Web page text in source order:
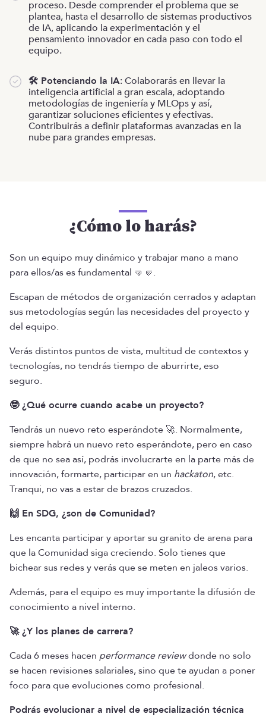
proceso. Desde comprender el problema que se
plantea, hasta el desarrollo de sistemas productivos
de IA, aplicando la experimentación y el
pensamiento innovador en cada paso con todo el
equipo.
🛠️ Potenciando la IA: Colaborarás en llevar la
inteligencia artificial a gran escala, adoptando
metodologías de ingeniería y MLOps y así,
garantizar soluciones eficientes y efectivas.
Contribuirás a definir plataformas avanzadas en la
nube para grandes empresas.
¿Cómo lo harás?
Son un equipo muy dinámico y trabajar mano a mano
para ellos/as es fundamental 🤜🤛.
Escapan de métodos de organización cerrados y adaptan
sus metodologías según las necesidades del proyecto y
del equipo.
Verás distintos puntos de vista, multitud de contextos y
tecnologías, no tendrás tiempo de aburrirte, eso
seguro.
🤓 ¿Qué ocurre cuando acabe un proyecto?
Tendrás un nuevo reto esperándote 🚀. Normalmente,
siempre habrá un nuevo reto esperándote, pero en caso
de que no sea así, podrás involucrarte en la parte más de
innovación, formarte, participar en un hackaton, etc.
Tranqui, no vas a estar de brazos cruzados.
🙌 En SDG, ¿son de Comunidad?
Les encanta participar y aportar su granito de arena para
que la Comunidad siga creciendo. Solo tienes que
bichear sus redes y verás que se meten en jaleos varios.
Además, para el equipo es muy importante la difusión de
conocimiento a nivel interno.
🚀 ¿Y los planes de carrera?
Cada 6 meses hacen performance reviewdonde no solo
se hacen revisiones salariales, sino que te ayudan a poner
foco para que evoluciones como profesional.
Podrás evolucionar a nivel de especialización técnica